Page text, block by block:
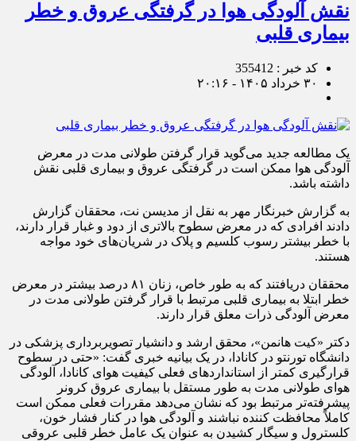
نقش آلودگی هوا در گرفتگی عروق و خطر
بیماری قلبی
کد خبر : 355412
۳۰ خرداد ۱۴۰۵ - ۲۰:۱۶
یک مطالعه جدید می‌گوید قرار گرفتن طولانی مدت در معرض
آلودگی هوا ممکن است در گرفتگی عروق و بیماری قلبی نقش
داشته باشد.
به گزارش خبرنگار مهر به نقل از مدیسن نت، محققان گزارش
دادند افرادی که در معرض سطوح بالاتری از دود و غبار قرار دارند،
با خطر بیشتر رسوب کلسیم و پلاک در شریان‌های خود مواجه
هستند.
محققان دریافتند که به طور خاص، زنان ۸۱ درصد بیشتر در معرض
خطر ابتلا به بیماری قلبی مرتبط با قرار گرفتن طولانی مدت در
معرض آلودگی ذرات معلق قرار دارند.
دکتر «کیت هانمن»، محقق ارشد و دانشیار تصویربرداری پزشکی در
دانشگاه تورنتو در کانادا، در یک بیانیه خبری گفت: «حتی در سطوح
قرارگیری کمتر از استانداردهای فعلی کیفیت هوای کانادا، آلودگی
هوای طولانی مدت به طور مستقل با بیماری عروق کرونر
پیشرفته‌تر مرتبط بود که نشان می‌دهد مقررات فعلی ممکن است
کاملاً محافظت کننده نباشند و آلودگی هوا در کنار فشار خون،
کلسترول و سیگار کشیدن به عنوان یک عامل خطر قلبی عروقی